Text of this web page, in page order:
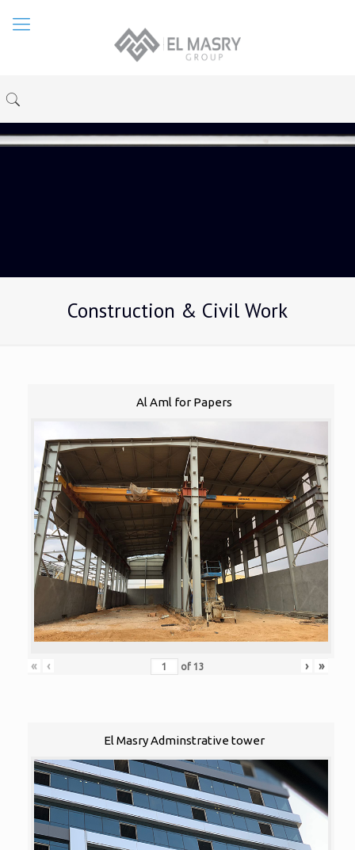
Construction & Civil Work
Al Aml for Papers
« ‹ of 13 › »
El Masry Adminstrative tower